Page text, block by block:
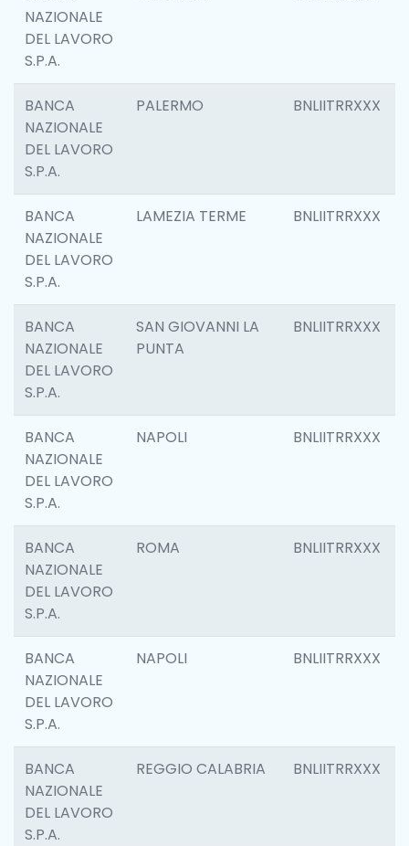
NAZIONALE
DEL LAVORO
S.P.A.
BANCA
NAZIONALE
DEL LAVORO
S.P.A.
PALERMO BNLIITRRXXX
BANCA
NAZIONALE
DEL LAVORO
S.P.A.
LAMEZIA TERME BNLIITRRXXX
BANCA
NAZIONALE
DEL LAVORO
S.P.A.
SAN GIOVANNI LA
PUNTA
BNLIITRRXXX
BANCA
NAZIONALE
DEL LAVORO
S.P.A.
NAPOLI BNLIITRRXXX
BANCA
NAZIONALE
DEL LAVORO
S.P.A.
ROMA BNLIITRRXXX
BANCA
NAZIONALE
DEL LAVORO
S.P.A.
NAPOLI BNLIITRRXXX
BANCA
NAZIONALE
DEL LAVORO
S.P.A.
REGGIO CALABRIA BNLIITRRXXX